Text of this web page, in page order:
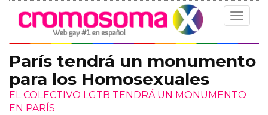
Toggle
París tendrá un monumento
para los Homosexuales
EL COLECTIVO LGTB TENDRÁ UN MONUMENTO
EN PARÍS